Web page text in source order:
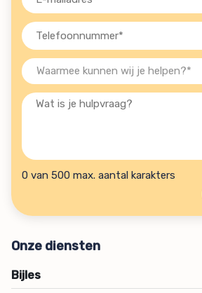
mailadres
(Vereist)
Telefoon
(Vereist)
Waarmee
kunnen
wij
(Vereist)
Wat
hulpvraag?
0 van 500 max. aantal karakters
Onze diensten
Bijles